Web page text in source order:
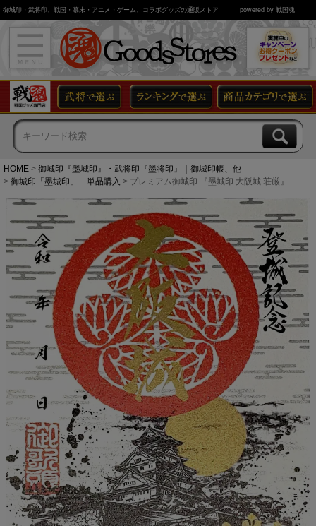
御城印・武将印、戦国・幕末・アニメ・ゲーム、コラボグッズの通販ストア powered by 戦国魂
HOME
御城印『墨城印』・武将印『墨将印』｜御城印帳、他
御城印「墨城印」 単品購入
プレミアム御城印 『墨城印 大阪城 荘厳』